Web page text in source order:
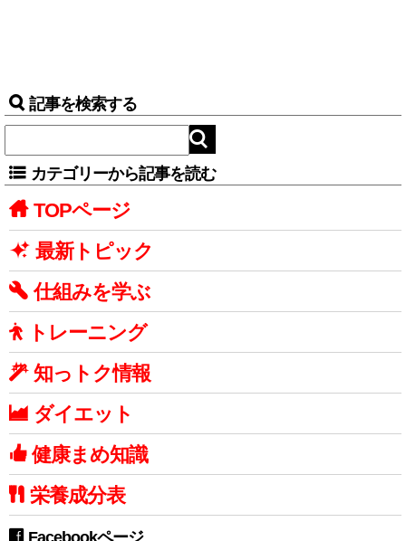
記事を検索する
カテゴリーから記事を読む
TOPページ
最新トピック
仕組みを学ぶ
トレーニング
知っトク情報
ダイエット
健康まめ知識
栄養成分表
Facebookページ